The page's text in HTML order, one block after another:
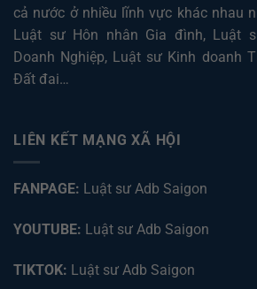
cả nước ở nhiều lĩnh vực khác nhau
Luật sư Hôn nhân Gia đình, Luật
Doanh Nghiệp, Luật sư Kinh doanh
Đất đai…
LIÊN KẾT MẠNG XÃ HỘI
FANPAGE: Luật sư Adb Saigon
YOUTUBE: Luật sư Adb Saigon
TIKTOK: Luật sư Adb Saigon